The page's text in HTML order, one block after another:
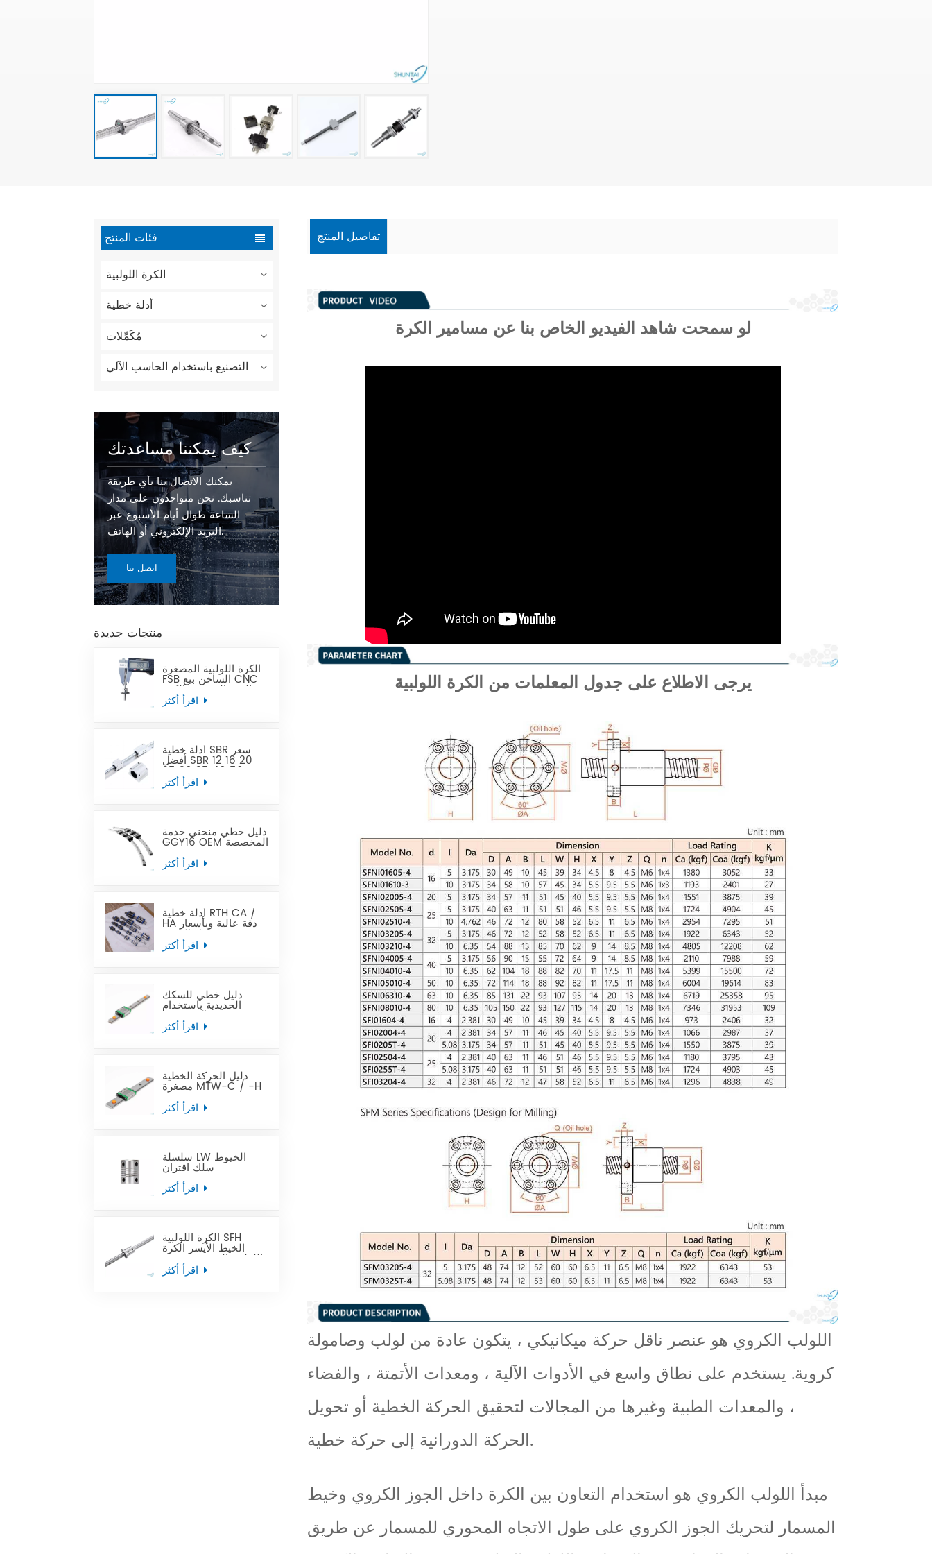
فئات المنتج
الكرة اللولبية
أدلة خطية
مُكَمِّلات
التصنيع باستخدام الحاسب الآلي
كيف يمكننا مساعدتك
يمكنك الاتصال بنا بأي طريقة
تناسبك. نحن متواجدون على مدار
الساعة طوال أيام الأسبوع عبر
البريد الإلكتروني أو الهاتف.
اتصل بنا
منتجات جديدة
الكرة اللولبية المصغرة
FSB الساخن بيع CNC
الدقة المصغرة الكرة
الرصاص المسمار يمكن
أدلة خطية SBR سعر
أفضل SBR 12 16 20
25 30 35 40 50
قضيب توجيه خطي
دليل خطي منحني خدمة
GGY16 OEM المخصصة
المقدمة ، دليل خطي
منحني CNC أدلة خطية
منحنية
أدلة خطية RTH CA /
HA دقة عالية وبأسعار
في متناول الجميع
دليل خطي للسكك
الحديدية باستخدام
الحاسب الآلي مصغر
MTN-C / -H OEM
ODM
دليل الحركة الخطية
مصغرة MTW-C / -H
OEM ODM
سلسلة LW الخيوط
سلك اقتران
الكرة اللولبية SFH
الخيط الأيسر الكرة
اللولبية المستخدمة في
أدوات آلة التصنيع
باستخدام الحاسب الآلي
تفاصيل المنتج
لو سمحت شاهد الفيديو الخاص بنا عن مسامير الكرة
يرجى الاطلاع على جدول المعلمات من الكرة اللولبية
اللولب الكروي هو عنصر ناقل حركة ميكانيكي ، يتكون عادة من لولب وصامولة
كروية. يستخدم على نطاق واسع في الأدوات الآلية ، ومعدات الأتمتة ، والفضاء
، والمعدات الطبية وغيرها من المجالات لتحقيق الحركة الخطية أو تحويل
الحركة الدورانية إلى حركة خطية.
مبدأ اللولب الكروي هو استخدام التعاون بين الكرة داخل الجوز الكروي وخيط
المسمار لتحريك الجوز الكروي على طول الاتجاه المحوري للمسمار عن طريق